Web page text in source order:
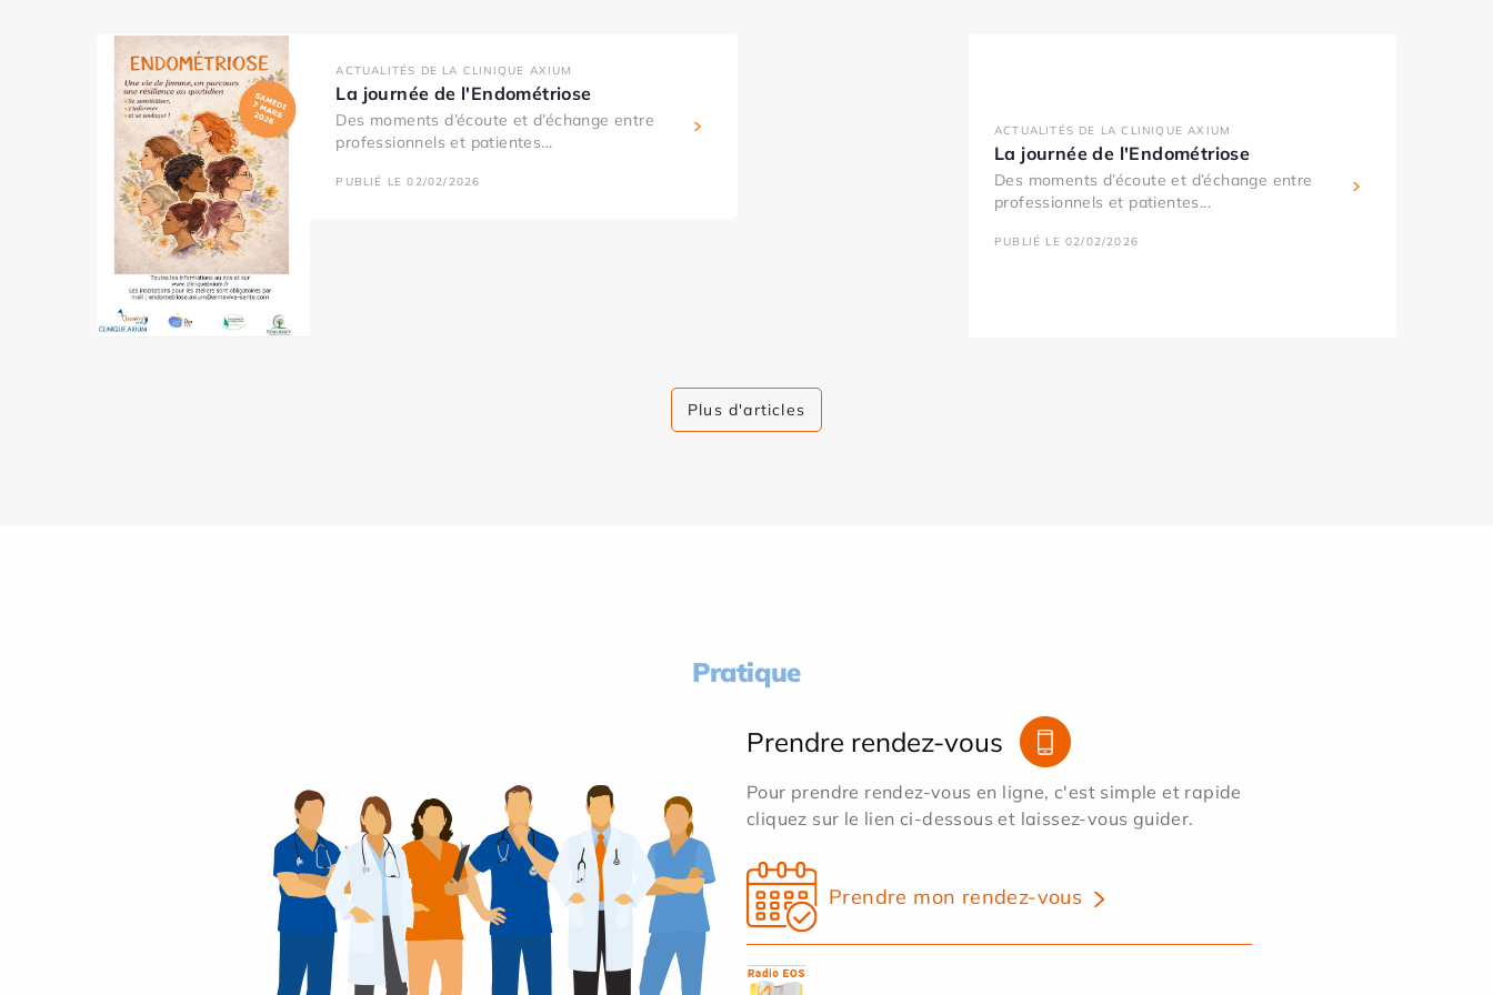
ACTUALITÉS DE LA CLINIQUE AXIUM
La journée de l'Endométriose
Des moments d’écoute et d’échange entre
professionnels et patientes...
PUBLIÉ LE 02/02/2026
ACTUALITÉS DE LA CLINIQUE AXIUM
La journée de l'Endométriose
Des moments d’écoute et d’échange entre
professionnels et patientes...
PUBLIÉ LE 02/02/2026
Plus d'articles
Pratique
Prendre rendez-vous
Pour prendre rendez-vous en ligne, c'est simple et rapide
cliquez sur le lien ci-dessous et laissez-vous guider.
Prendre mon rendez-vous